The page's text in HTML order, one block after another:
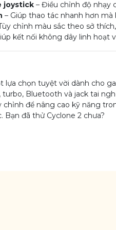
joystick – Điều chỉnh độ nhạy
– Giúp thao tác nhanh hơn
chỉnh màu sắc theo sở
kết nối không dây linh hoạt
lựa chọn tuyệt vời dành cho
turbo, Bluetooth và jack tai
để nâng cao kỹ năng
Bạn đã thử Cyclone 2 chưa?